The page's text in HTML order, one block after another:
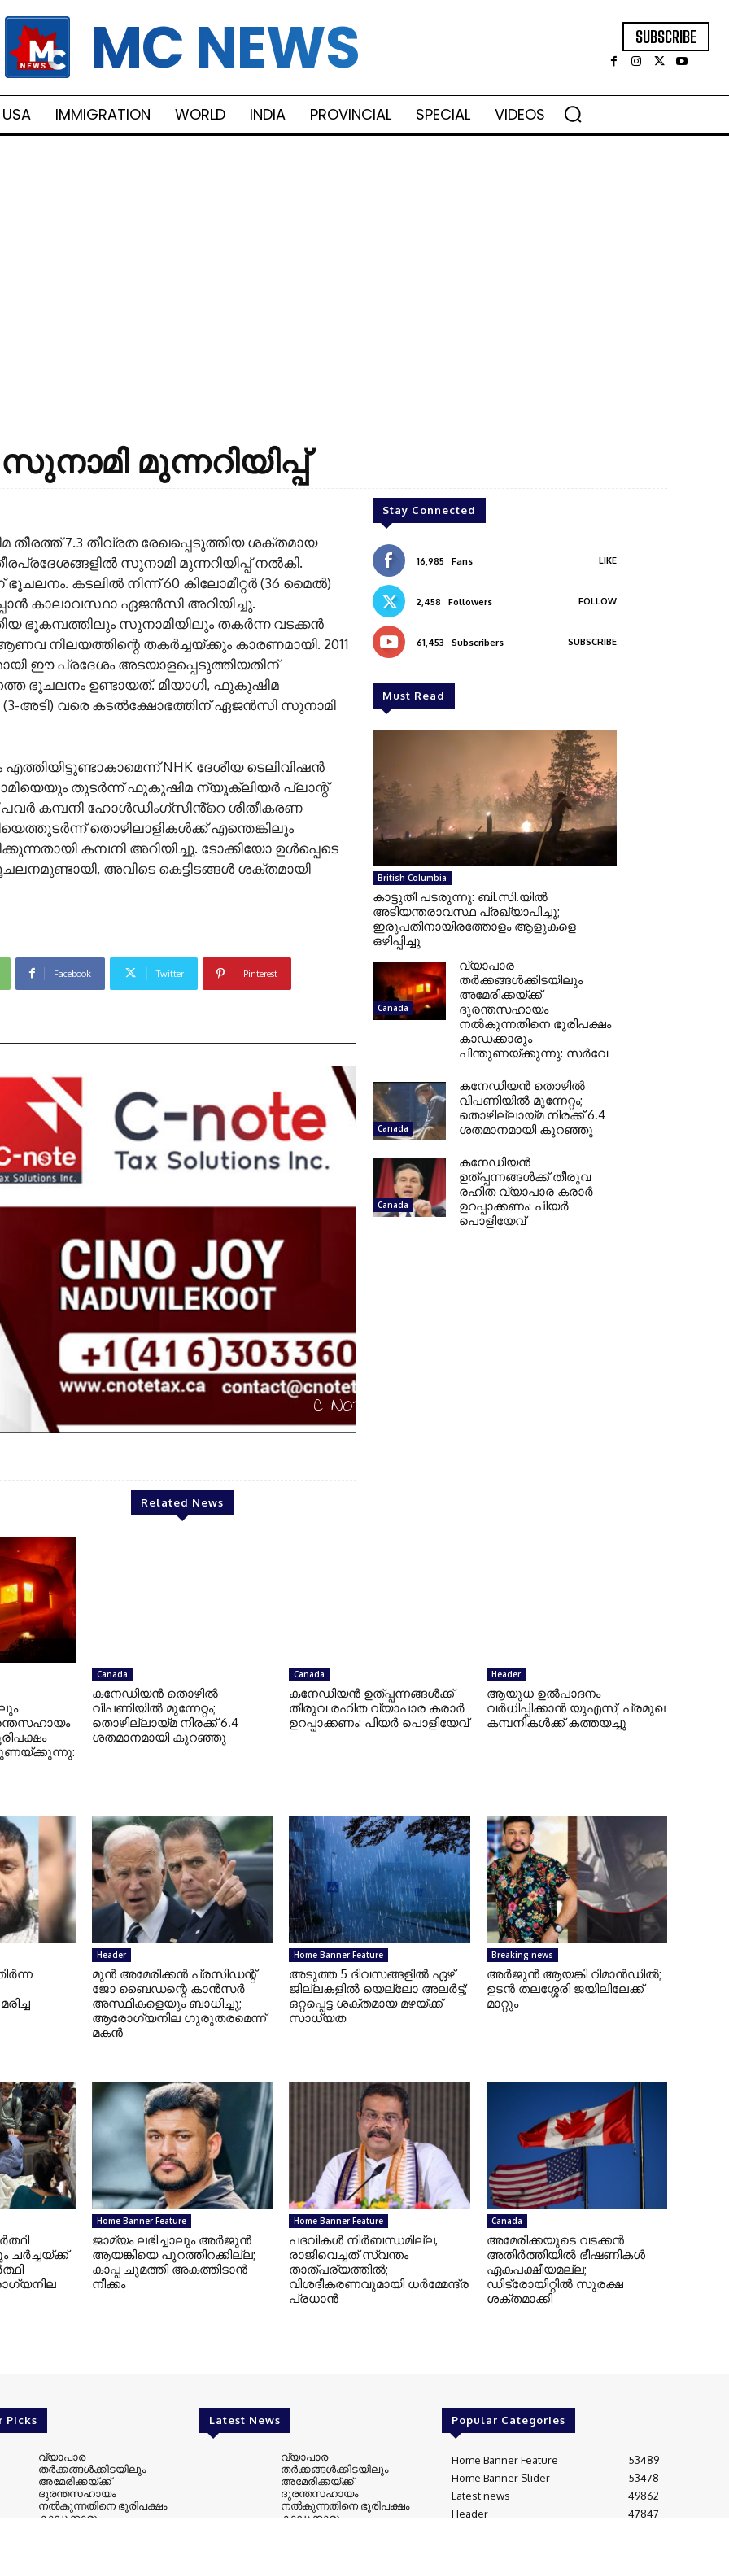
MC NEWS SUBSCRIBE
USA IMMIGRATION WORLD INDIA PROVINCIAL SPECIAL VIDEOS
മുന്നറിയിപ്പ്
7.3 തീവ്രത രേഖപ്പെടുത്തിയ ശക്തമായ
സുനാമി മുന്നറിയിപ്പ് നൽകി.
കടലിൽ നിന്ന് 60 കിലോമീറ്റർ (36 മൈൽ)
കാലാവസ്ഥാ ഏജൻസി അറിയിച്ചു.
ഭൂകമ്പത്തിലും സുനാമിയിലും തകർന്ന വടക്കൻ
നിലയത്തിന്റെ തകർച്ചയ്ക്കും കാരണമായി. 2011
ഈ പ്രദേശം അടയാളപ്പെടുത്തിയതിന്
ഭൂചലനം ഉണ്ടായത്. മിയാഗി, ഫുകുഷിമ
(3-അടി) വരെ കടൽക്ഷോഭത്തിന് ഏജൻസി സുനാമി
NHK ദേശീയ ടെലിവിഷൻ
തുടർന്ന് ഫുകുഷിമ ന്യൂക്ലിയർ പ്ലാന്റ്
പവർ കമ്പനി ഹോൾഡിംഗ്സിൻ്റെ ശീതീകരണ
തൊഴിലാളികൾക്ക് എന്തെങ്കിലും
കമ്പനി അറിയിച്ചു. ടോക്കിയോ ഉൾപ്പെടെ
അവിടെ കെട്ടിടങ്ങൾ ശക്തമായി
Facebook Twitter Pinterest
C NOTE
Stay Connected
16,985 Fans LIKE
2,458 Followers FOLLOW
61,453 Subscribers SUBSCRIBE
Must Read
British Columbia
കാട്ടുതീ പടരുന്നു: ബി.സി.യില്‍
അടിയന്തരാവസ്ഥ പ്രഖ്യാപിച്ചു;
ഇരുപതിനായിരത്തോളം ആളുകളെ
ഒഴിപ്പിച്ചു
Canada
വ്യാപാര
തര്‍ക്കങ്ങള്‍ക്കിടയിലും
അമേരിക്കയ്ക്ക്
ദുരന്തസഹായം
നല്‍കുന്നതിനെ ഭൂരിപക്ഷം
കാഡക്കാരും
പിന്തുണയ്ക്കുന്നു: സര്‍വേ
Canada
കനേഡിയന്‍ തൊഴില്‍
വിപണിയില്‍ മുന്നേറ്റം;
തൊഴില്ലായ്മ നിരക്ക് 6.4
ശതമാനമായി കുറഞ്ഞു
Canada
കനേഡിയന്‍
ഉത്പ്പന്നങ്ങള്‍ക്ക് തീരുവ
രഹിത വ്യാപാര കരാര്‍
ഉറപ്പാക്കണം: പിയര്‍
പൊളിയേവ്
Related News
Canada
കനേഡിയന്‍ തൊഴില്‍
വിപണിയില്‍ മുന്നേറ്റം;
തൊഴില്ലായ്മ നിരക്ക് 6.4
ശതമാനമായി കുറഞ്ഞു
Canada
കനേഡിയന്‍ ഉത്പ്പന്നങ്ങള്‍ക്ക്
തീരുവ രഹിത വ്യാപാര കരാര്‍
ഉറപ്പാക്കണം: പിയര്‍ പൊളിയേവ്
Header
ആയുധ ഉല്‍പാദനം
വര്‍ധിപ്പിക്കാന്‍ യുഎസ്; പ്രമുഖ
കമ്പനികള്‍ക്ക് കത്തയച്ചു
Header
മുന്‍ അമേരിക്കന്‍ പ്രസിഡന്റ്
ജോ ബൈഡന്റെ കാന്‍സര്‍
അസ്ഥികളെയും ബാധിച്ചു;
ആരോഗ്യനില ഗുരുതരമെന്ന്
മകന്‍
Home Banner Feature
അടുത്ത 5 ദിവസങ്ങളിൽ ഏഴ്
ജില്ലകളിൽ യെല്ലോ അലർട്ട്;
ഒറ്റപ്പെട്ട ശക്തമായ മഴയ്ക്ക്
സാധ്യത
Breaking news
അര്‍ജുന്‍ ആയങ്കി റിമാന്‍ഡില്‍;
ഉടന്‍ തലശ്ശേരി ജയിലിലേക്ക്
മാറ്റും
ചർച്ചയ്ക്ക്
Home Banner Feature
ജാമ്യം ലഭിച്ചാലും അർജുൻ
ആയങ്കിയെ പുറത്തിറക്കില്ല;
കാപ്പ ചുമത്തി അകത്തിടാൻ
നീക്കം
Home Banner Feature
പദവികൾ നിർബന്ധമില്ല,
രാജിവെച്ചത് സ്വന്തം
താത്പര്യത്തിൽ;
വിശദീകരണവുമായി ധര്‍മ്മേന്ദ്ര
പ്രധാൻ
Canada
അമേരിക്കയുടെ വടക്കൻ
അതിർത്തിയിൽ ഭീഷണികൾ
ഏകപക്ഷീയമല്ല;
ഡിട്രോയിറ്റിൽ സുരക്ഷ
ശക്തമാക്കി
വീണ്ടും
Header
താരിഫ് യുദ്ധത്തിന് പരിഹാരം
തേടി കാനഡ; ഓഗസ്റ്റ് 19ന് മുമ്പ്
Header
ലയണൽ മെസിയുടെ പിതാവ്
ഹോർഹെ മെസി അന്തരിച്ചു
നഷ്ടപ്പെട്ടു, ആൽബർട്ടയിൽ